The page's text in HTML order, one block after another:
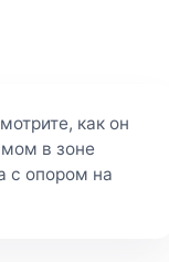
как он
в зоне
с опором на